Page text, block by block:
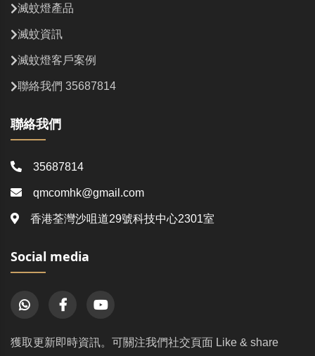
滅蚊燈產品
滅蚊資訊
滅蚊燈客戶案例
聯絡我們 35687814
聯絡我們
35687814
qmcomhk@gmail.com
香港荃灣沙咀道29號科技中心2301室
Social media
獲取更新即時資訊。可關注我們社交頁面 Like & share